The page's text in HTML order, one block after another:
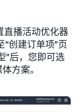
直播活动优化器
创建订单项”页
”后，您即可选
方案。